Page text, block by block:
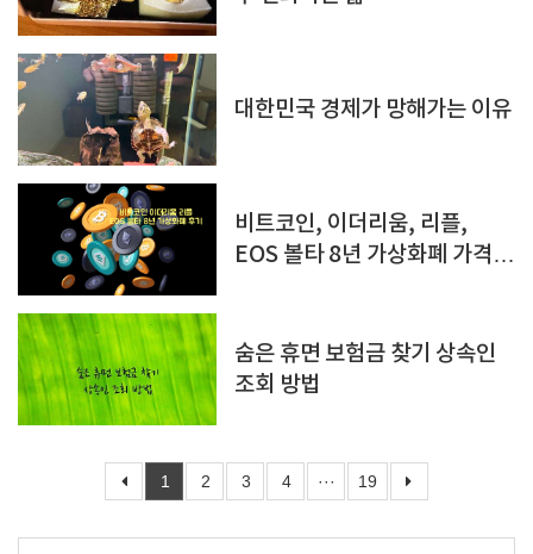
대한민국 경제가 망해가는 이유
비트코인, 이더리움, 리플,
EOS 볼타 8년 가상화폐 가격
숨은 휴면 보험금 찾기 상속인
조회 방법
1 2 3 4 ··· 19